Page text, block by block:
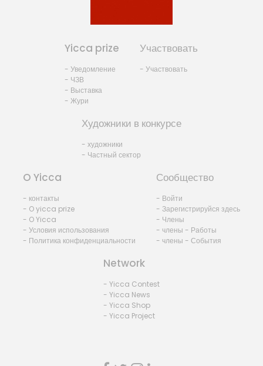
Yicca prize
- Уведомление
- ЧЗВ
- Выставка
- Жури
Участвовать
- Участвовать
Художники в конкурсе
- художники
- Частный сектор
O Yicca
- контакты
- O yicca prize
- O Yicca
- Условия использования
- Политика конфиденциальности
Сообщество
- Войти
- Зарегистрируйся здесь
- Члены
- члены - Работы
- члены - События
Network
- Yicca Contest
- Yicca News
- Yicca Shop
- Yicca Project